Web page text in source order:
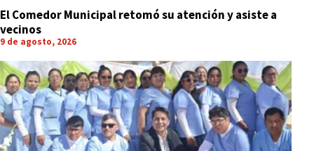
El Comedor Municipal retomó su atención y asiste a
vecinos
9 de agosto, 2026